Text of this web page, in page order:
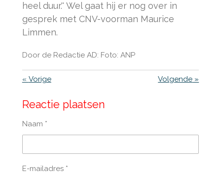
heel duur.'' Wel gaat hij er nog over in
gesprek met CNV-voorman Maurice
Limmen.
Door de Redactie AD: Foto: ANP
« Vorige Volgende »
Reactie plaatsen
Naam *
E-mailadres *